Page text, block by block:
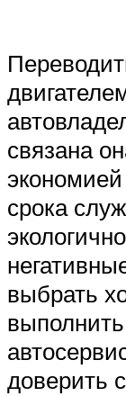
связана
срока
выбрать
доверить